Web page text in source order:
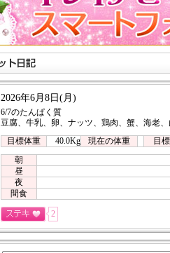
2026年6月8日(月)
6/7のたんぱく質
豆腐、牛乳、卵、ナッツ、鶏肉、蟹、海老
目標体重
40.0Kg 現在の体重
目
朝
昼
夜
間食
2